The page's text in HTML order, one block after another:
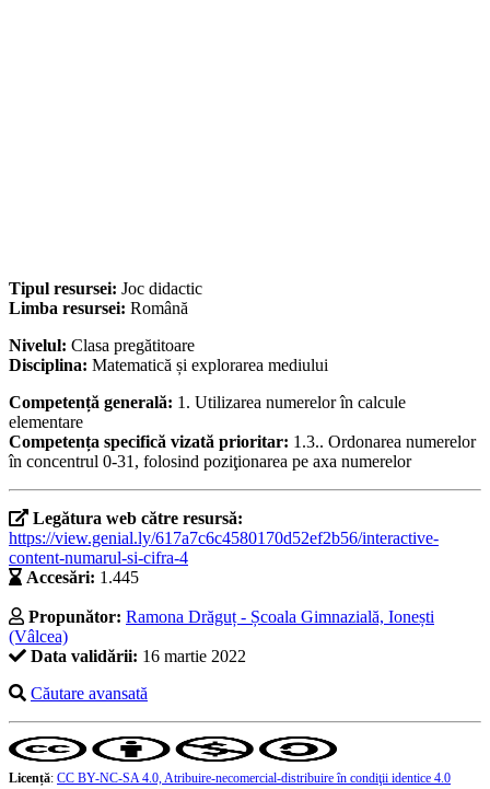
Tipul resursei: Joc didactic
Limba resursei: Română
Nivelul: Clasa pregătitoare
Disciplina: Matematică și explorarea mediului
Competență generală: 1. Utilizarea numerelor în calcule
elementare
Competența specifică vizată prioritar: 1.3.. Ordonarea numerelor
în concentrul 0-31, folosind poziţionarea pe axa numerelor
Legătura web către resursă:
https://view.genial.ly/617a7c6c4580170d52ef2b56/interactive-
content-numarul-si-cifra-4
Accesări: 1.445
Propunător: Ramona Drăguț - Școala Gimnazială, Ionești
(Vâlcea)
Data validării: 16 martie 2022
Căutare avansată
Licență: CC BY-NC-SA 4.0, Atribuire-necomercial-distribuire în condiţii identice 4.0